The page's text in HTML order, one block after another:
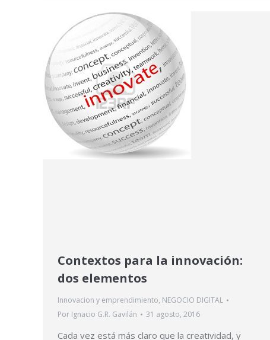
Contextos para la innovación:
dos elementos
Innovacion y emprendimiento, NEGOCIO DIGITAL
Por Ignacio G.R. Gavilán 31 agosto, 2016
Cada vez está más claro que la creatividad, y